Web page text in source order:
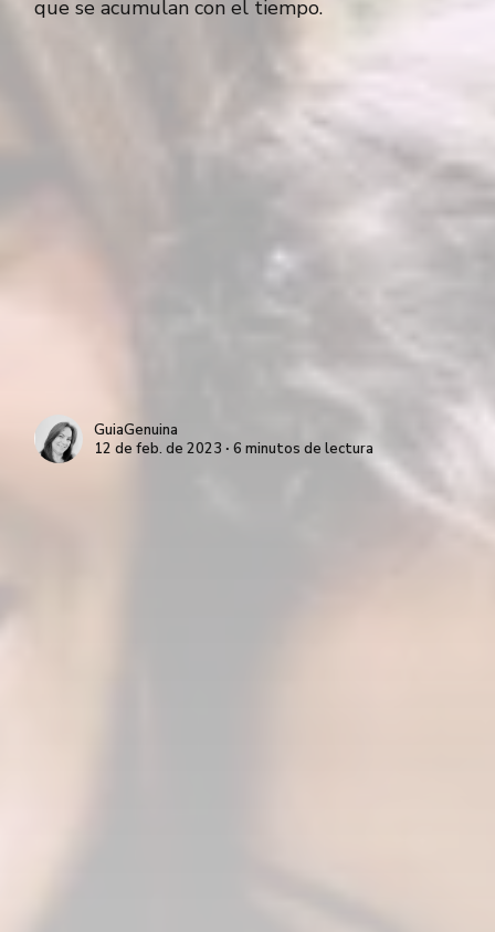
que se acumulan con el tiempo.
GuiaGenuina
12 de feb. de 2023 ∙ 6 minutos de lectura